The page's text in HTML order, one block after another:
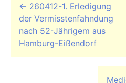
Beitrags-Navigation
← 260412-1. Erledigung
der Vermisstenfahndung
nach 52-Jährigem aus
Hamburg-Eißendorf